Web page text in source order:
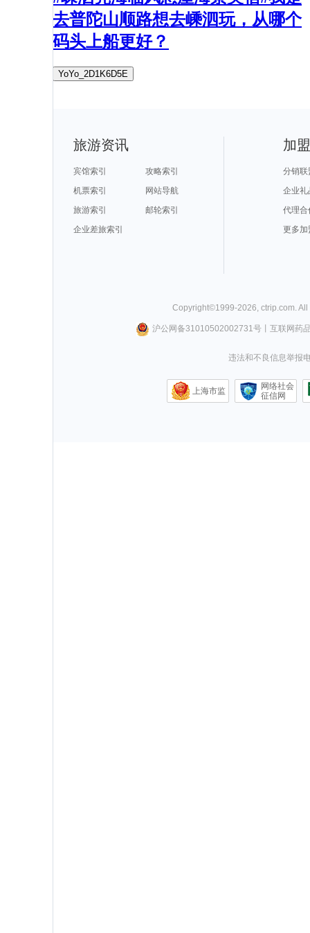
去普陀山顺路想去嵊泗玩，从哪个
码头上船更好？
YoYo_2D1K6D5E
旅游资讯
宾馆索引
攻略索引
机票索引
网站导航
旅游索引
邮轮索引
企业差旅索引
加
分销联
企业礼
代理合
更多加
Copyright©1999-2026 ctrip.com .
沪公网备31010502002731号丨 互联网药
违法和不良信息举报
上海市监
网络社会
征信网